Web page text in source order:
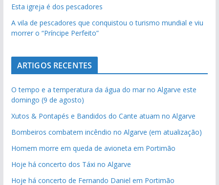
Esta igreja é dos pescadores
A vila de pescadores que conquistou o turismo mundial e viu
morrer o “Príncipe Perfeito”
ARTIGOS RECENTES
O tempo e a temperatura da água do mar no Algarve este
domingo (9 de agosto)
Xutos & Pontapés e Bandidos do Cante atuam no Algarve
Bombeiros combatem incêndio no Algarve (em atualização)
Homem morre em queda de avioneta em Portimão
Hoje há concerto dos Táxi no Algarve
Hoje há concerto de Fernando Daniel em Portimão